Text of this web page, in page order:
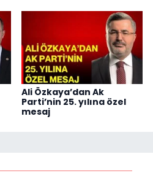
Ali Özkaya’dan Ak
Parti’nin 25. yılına özel
mesaj